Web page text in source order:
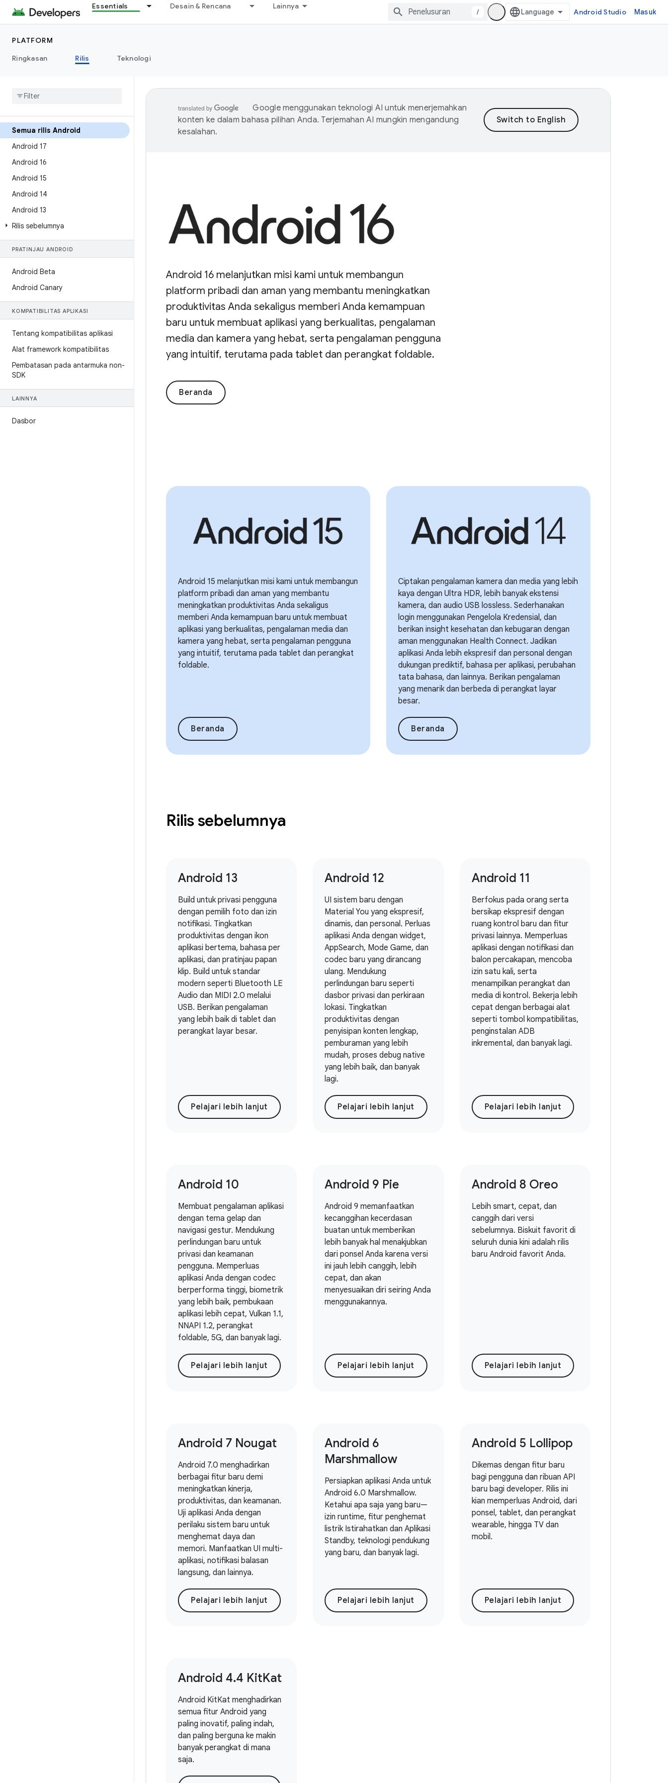
Essentials Desain & Rencana Lainnya
/ Android Studio Masuk
PLATFORM
Ringkasan
Rilis Teknologi
Semua rilis Android
Android 17
Android 16
Android 15
Android 14
Android 13
Rilis sebelumnya
PRATINJAU ANDROID
Android Beta
Android Canary
KOMPATIBILITAS APLIKASI
Tentang kompatibilitas aplikasi
Alat framework kompatibilitas
Pembatasan pada antarmuka non-
SDK
LAINNYA
Dasbor
Google menggunakan teknologi AI untuk menerjemahkan
konten ke dalam bahasa pilihan Anda. Terjemahan AI mungkin mengandung
kesalahan.
Android 16 melanjutkan misi kami untuk membangun
platform pribadi dan aman yang membantu meningkatkan
produktivitas Anda sekaligus memberi Anda kemampuan
baru untuk membuat aplikasi yang berkualitas, pengalaman
media dan kamera yang hebat, serta pengalaman pengguna
yang intuitif, terutama pada tablet dan perangkat foldable.
Beranda
Android 15 melanjutkan misi kami untuk membangun
platform pribadi dan aman yang membantu
meningkatkan produktivitas Anda sekaligus
memberi Anda kemampuan baru untuk membuat
aplikasi yang berkualitas, pengalaman media dan
kamera yang hebat, serta pengalaman pengguna
yang intuitif, terutama pada tablet dan perangkat
foldable.
Beranda
Ciptakan pengalaman kamera dan media yang lebih
kaya dengan Ultra HDR, lebih banyak ekstensi
kamera, dan audio USB lossless. Sederhanakan
login menggunakan Pengelola Kredensial, dan
berikan insight kesehatan dan kebugaran dengan
aman menggunakan Health Connect. Jadikan
aplikasi Anda lebih ekspresif dan personal dengan
dukungan prediktif, bahasa per aplikasi, perubahan
tata bahasa, dan lainnya. Berikan pengalaman
yang menarik dan berbeda di perangkat layar
besar.
Beranda
Rilis sebelumnya
Android 13
Build untuk privasi pengguna
dengan pemilih foto dan izin
notifikasi. Tingkatkan
produktivitas dengan ikon
aplikasi bertema, bahasa per
aplikasi, dan pratinjau papan
klip. Build untuk standar
modern seperti Bluetooth LE
Audio dan MIDI 2.0 melalui
USB. Berikan pengalaman
yang lebih baik di tablet dan
perangkat layar besar.
Pelajari lebih lanjut
Android 12
UI sistem baru dengan
Material You yang ekspresif,
dinamis, dan personal. Perluas
aplikasi Anda dengan widget,
AppSearch, Mode Game, dan
codec baru yang dirancang
ulang. Mendukung
perlindungan baru seperti
dasbor privasi dan perkiraan
lokasi. Tingkatkan
produktivitas dengan
penyisipan konten lengkap,
pemburaman yang lebih
mudah, proses debug native
yang lebih baik, dan banyak
lagi.
Pelajari lebih lanjut
Android 11
Berfokus pada orang serta
bersikap ekspresif dengan
ruang kontrol baru dan fitur
privasi lainnya. Memperluas
aplikasi dengan notifikasi dan
balon percakapan, mencoba
izin satu kali, serta
menampilkan perangkat dan
media di kontrol. Bekerja lebih
cepat dengan berbagai alat
seperti tombol kompatibilitas,
penginstalan ADB
inkremental, dan banyak lagi.
Pelajari lebih lanjut
Android 10
Membuat pengalaman aplikasi
dengan tema gelap dan
navigasi gestur. Mendukung
perlindungan baru untuk
privasi dan keamanan
pengguna. Memperluas
aplikasi Anda dengan codec
berperforma tinggi, biometrik
yang lebih baik, pembukaan
aplikasi lebih cepat, Vulkan 1.1,
NNAPI 1.2, perangkat
foldable, 5G, dan banyak lagi.
Pelajari lebih lanjut
Android 9 Pie
Android 9 memanfaatkan
kecanggihan kecerdasan
buatan untuk memberikan
lebih banyak hal menakjubkan
dari ponsel Anda karena versi
ini jauh lebih canggih, lebih
cepat, dan akan
menyesuaikan diri seiring Anda
menggunakannya.
Pelajari lebih lanjut
Android 8 Oreo
Lebih smart, cepat, dan
canggih dari versi
sebelumnya. Biskuit favorit di
seluruh dunia kini adalah rilis
baru Android favorit Anda.
Pelajari lebih lanjut
Android 7 Nougat
Android 7.0 menghadirkan
berbagai fitur baru demi
meningkatkan kinerja,
produktivitas, dan keamanan.
Uji aplikasi Anda dengan
perilaku sistem baru untuk
menghemat daya dan
memori. Manfaatkan UI multi-
aplikasi, notifikasi balasan
langsung, dan lainnya.
Pelajari lebih lanjut
Android 6
Marshmallow
Persiapkan aplikasi Anda untuk
Android 6.0 Marshmallow.
Ketahui apa saja yang baru—
izin runtime, fitur penghemat
listrik Istirahatkan dan Aplikasi
Standby, teknologi pendukung
yang baru, dan banyak lagi.
Pelajari lebih lanjut
Android 5 Lollipop
Dikemas dengan fitur baru
bagi pengguna dan ribuan API
baru bagi developer. Rilis ini
kian memperluas Android, dari
ponsel, tablet, dan perangkat
wearable, hingga TV dan
mobil.
Pelajari lebih lanjut
Android 4.4 KitKat
Android KitKat menghadirkan
semua fitur Android yang
paling inovatif, paling indah,
dan paling berguna ke makin
banyak perangkat di mana
saja.